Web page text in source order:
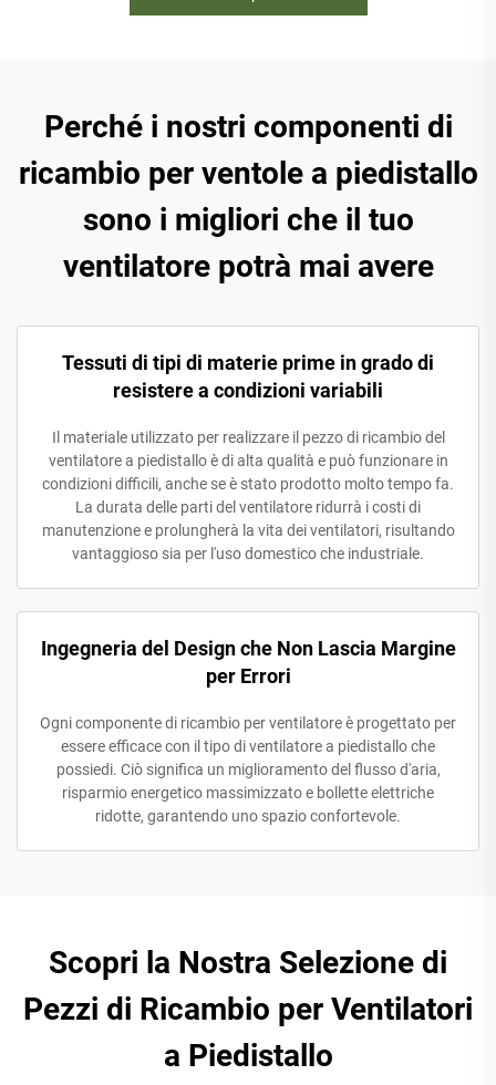
Perché i nostri componenti di
ricambio per ventole a piedistallo
sono i migliori che il tuo
ventilatore potrà mai avere
Tessuti di tipi di materie prime in grado di
resistere a condizioni variabili
Il materiale utilizzato per realizzare il pezzo di ricambio del
ventilatore a piedistallo è di alta qualità e può funzionare in
condizioni difficili, anche se è stato prodotto molto tempo fa.
La durata delle parti del ventilatore ridurrà i costi di
manutenzione e prolungherà la vita dei ventilatori, risultando
vantaggioso sia per l'uso domestico che industriale.
Ingegneria del Design che Non Lascia Margine
per Errori
Ogni componente di ricambio per ventilatore è progettato per
essere efficace con il tipo di ventilatore a piedistallo che
possiedi. Ciò significa un miglioramento del flusso d'aria,
risparmio energetico massimizzato e bollette elettriche
ridotte, garantendo uno spazio confortevole.
Scopri la Nostra Selezione di
Pezzi di Ricambio per Ventilatori
a Piedistallo